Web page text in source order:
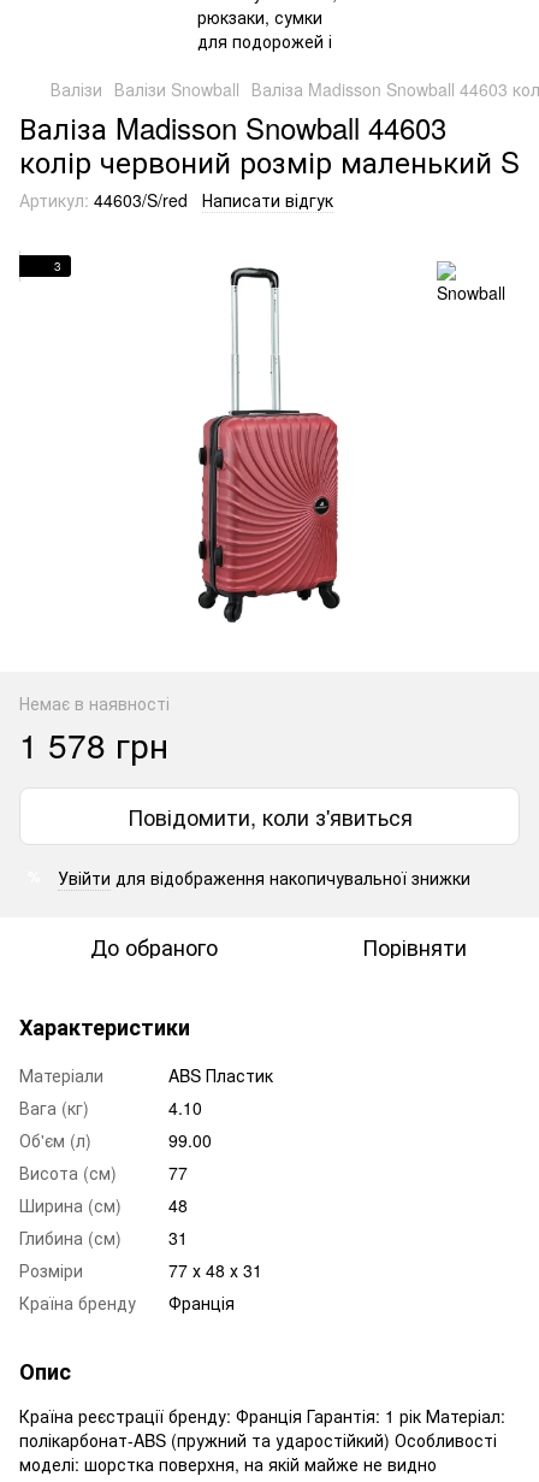
Валізи Валізи Snowball Валіза Madisson Snowball 44603
Валіза Madisson Snowball 44603
колір червоний розмір маленький S
Артикул: 44603/S/red Написати відгук
3
Немає в наявності
1 578 грн
Повідомити, коли з'явиться
Увійти для відображення накопичувальної знижки
До обраного Порівняти
Характеристики
Матеріали
ABS Пластик
Вага (кг)
4.10
Об'єм (л)
99.00
Висота (см)
77
Ширина (см)
48
Глибина (см)
31
Розміри
77 х 48 х 31
Країна бренду
Франція
Опис
Країна реєстрації бренду: Франція Гарантія: 1 рік Матеріал:
полікарбонат-ABS (пружний та ударостійкий) Особливості
моделі: шорстка поверхня, на якій майже не видно